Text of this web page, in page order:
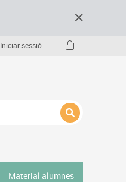
Iniciar sessió
Material alumnes